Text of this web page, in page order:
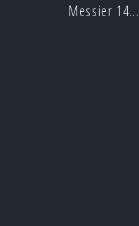
Messier 14…